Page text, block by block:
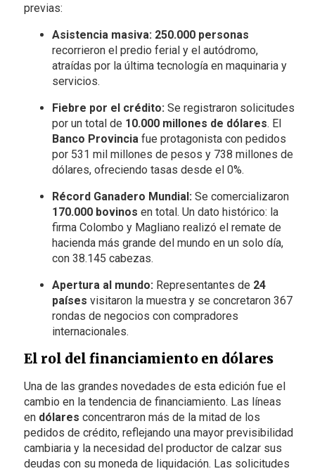
previas:
Asistencia masiva: 250.000 personas
recorrieron el predio ferial y el autódromo,
atraídas por la última tecnología en maquinaria y
servicios.
Fiebre por el crédito: Se registraron solicitudes
por un total de 10.000 millones de dólares. El
Banco Provincia fue protagonista con pedidos
por 531 mil millones de pesos y 738 millones de
dólares, ofreciendo tasas desde el 0%.
Récord Ganadero Mundial: Se comercializaron
170.000 bovinos en total. Un dato histórico: la
firma Colombo y Magliano realizó el remate de
hacienda más grande del mundo en un solo día,
con 38.145 cabezas.
Apertura al mundo: Representantes de 24
países visitaron la muestra y se concretaron 367
rondas de negocios con compradores
internacionales.
El rol del financiamiento en dólares
Una de las grandes novedades de esta edición fue el
cambio en la tendencia de financiamiento. Las líneas
en dólares concentraron más de la mitad de los
pedidos de crédito, reflejando una mayor previsibilidad
cambiaria y la necesidad del productor de calzar sus
deudas con su moneda de liquidación. Las solicitudes